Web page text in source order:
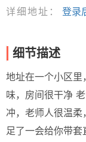
详细地址：
登录
细节描述
地址在一个小区
味，房间很干净
冲，老师人很温柔
足了一会给你带